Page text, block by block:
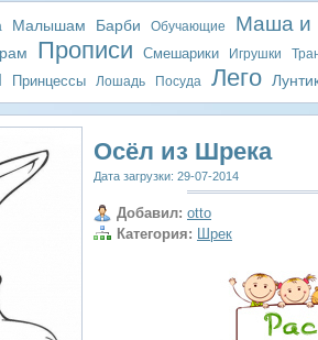
Малышам Барби Обучающие Маша и
Прописи Смешарики Игрушки
Принцессы Лошадь Посуда Лего
Осёл из Шрека
Дата загрузки: 29-07-2014
Добавил: otto
Категория: Шрек